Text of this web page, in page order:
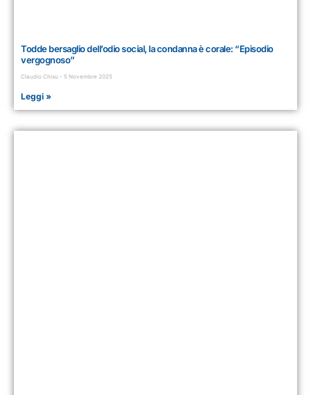
Todde bersaglio dell’odio social, la condanna è corale: “Episodio
vergognoso”
Claudio Chisu 5 Novembre 2025
Leggi »